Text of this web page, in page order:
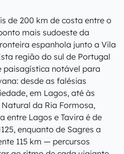
de 200 km de costa entre o
mais sudoeste da
espanhola junto a Vila
região do sul de Portugal
paisagística notável para
desde as falésias
em Lagos, até às
da Ria Formosa,
entre Lagos e Tavira é de
enquanto de Sagres a
115 km — percursos